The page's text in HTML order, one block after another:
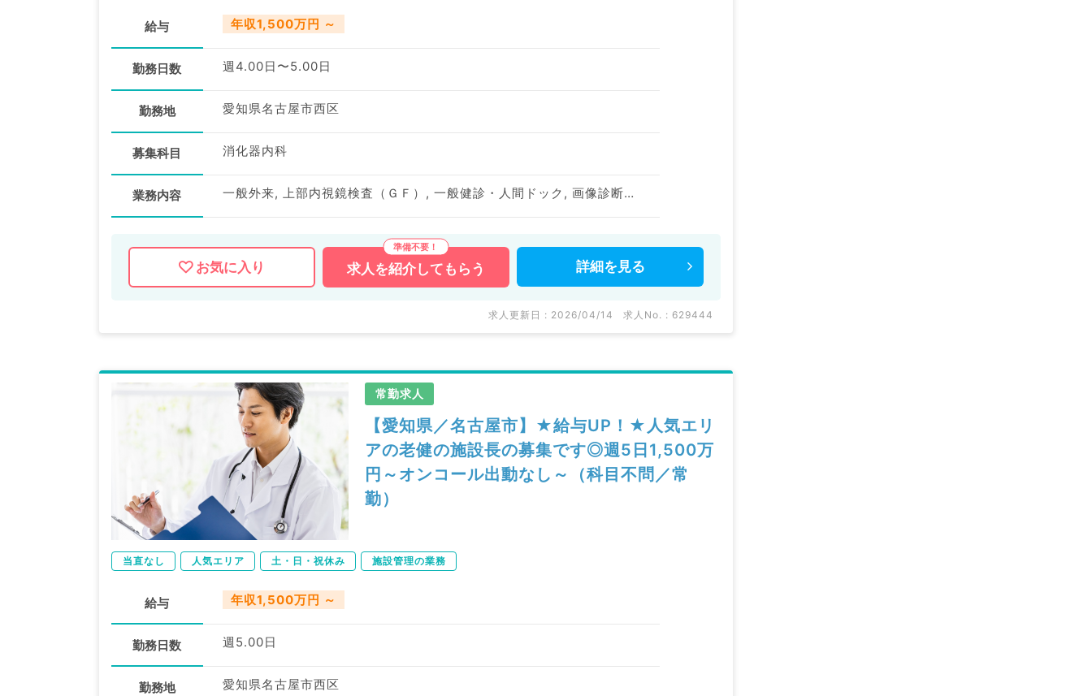
給与 年収1,500万円 ～
勤務日数 週4.00日〜5.00日
勤務地 愛知県名古屋市西区
募集科目 消化器内科
業務内容 一般外来, 上部内視鏡検査（ＧＦ）, 一般健診・人間ドック, 画像診断（一次読影）
お気に入り 求人を紹介してもらう 詳細を 見る
求人更新日 : 2026/04/14 求人No. : 629444
常勤求人
【愛知県／名古屋市】★給与UP！★人気エリ
アの老健の施設長の募集です◎週5日1,500万
円～オンコール出動なし～（科目不問／常
勤）
当直なし 人気エリア 土・日・祝休み 施設管理の業務
給与 年収1,500万円 ～
勤務日数 週5.00日
勤務地 愛知県名古屋市西区